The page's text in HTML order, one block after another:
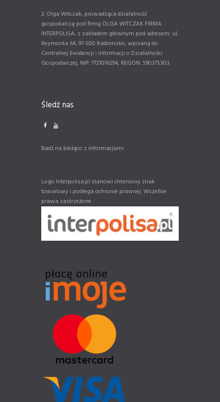
2. Olga Witczak, prowadząca działalność
gospodarczą pod firmą OLGA WITCZAK FIRMA
INTERPOLISA, z zakładem głównym pod adresem: ul.
Reymonta 64, 97-500 Radomsko, wpisaną do
Centralnej Ewidencji i Informacji o Działalności
Gospodarczej, NIP: 7721016294, REGON: 590375303.
Śledź nas
Badź na bieżąco z informacjami
Logo Interpolisa.pl stanowi chroniony znak
towarowy i podlega ochronie prawnej. Wszelkie
prawa zastrzeżone.